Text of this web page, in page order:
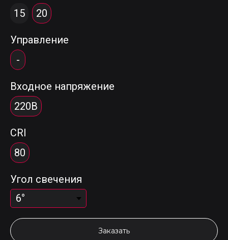
15
20
Управление
-
Входное напряжение
220В
CRI
80
Угол свечения
Заказать